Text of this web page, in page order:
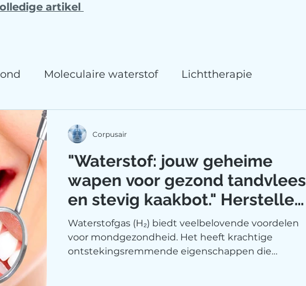
artikel
Moleculaire waterstof Lichttherapie
Kennisartikelen
"Waterstof: jouw geheime
wapen voor gezond tandvlees
en stevig kaakbot." Herstellen
na kiezen trekken? Waterstof
versnelt jouw natuurlijke
genezing!"
Waterstofgas (H₂) biedt veelbelovende voordelen
voor mondgezondheid. Het heeft krachtige
ontstekingsremmende eigenschappen die
Corpusair